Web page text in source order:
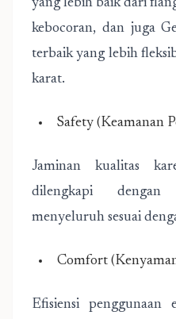
yang lebih baik dari
kebocoran, dan juga
terbaik yang lebih
karat.
Safety (Keamanan
Jaminan kualitas
dilengkapi dengan
menyeluruh sesuai
Comfort
Efisiensi penggunaan